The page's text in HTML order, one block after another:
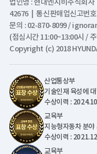
법인명 : 현대엔지비주식회
42676 | 통신판매업신고번
문의 : 02-870-8099 /
(점심시간 11:00~13:00시 /
Copyright (c) 2018
산업통상부
기술인재 육성에
수상이력 : 2024.10
교육부
지능형자동차 분야
수상이력 : 2021.12
교육부